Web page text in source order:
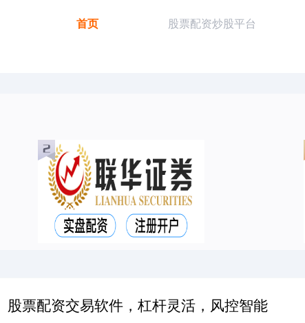
首页 股票配资炒股平台
股票配资交易软件，杠杆灵活，风控智能